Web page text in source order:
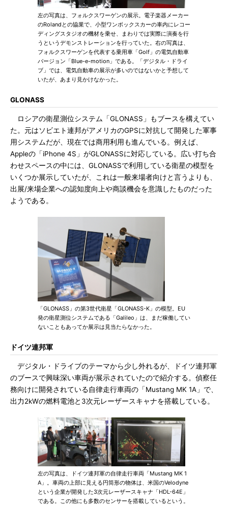
左の写真は、フォルクスワーゲンの展示。電子楽器メーカー
のRolandとの協業で、小型ワンボックスカーの車内にレコー
ディングスタジオの機材を乗せ、まわりでは実際に演奏を行
うというデモンストレーションを行っていた。右の写真は、
フォルクスワーゲンを代表する乗用車「Golf」の電気自動車
バージョン「Blue-e-motion」である。「デジタル・ドライ
ブ」では、電気自動車の展示が多いのではないかと予想して
いたが、あまり見かけなかった。
GLONASS
ロシアの衛星測位システム「GLONASS」もブースを構えてい
た。元はソビエト連邦がアメリカのGPSに対抗して開発した軍事
用システムだが、現在では商用利用も進んでいる。例えば、
Appleの「iPhone 4S」がGLONASSに対応している。広い打ち合
わせスペースの中には、GLONASSで利用している衛星の模型を
いくつか展示していたが、これは一般来場者向けと言うよりも、
出展/来場企業への認知度向上や商談機会を意識したものだった
ようである。
「GLONASS」の第3世代衛星「GLONASS-K」の模型。EU
発の衛星測位システムである「Galileo」は、まだ稼働してい
ないこともあってか展示は見当たらなかった。
ドイツ連邦軍
デジタル・ドライブのテーマから少し外れるが、ドイツ連邦軍
のブースで興味深い車両が展示されていたので紹介する。偵察任
務向けに開発されている自律走行車両の「Mustang MK 1A」で、
出力2kWの燃料電池と3次元レーザースキャナを搭載している。
左の写真は、ドイツ連邦軍の自律走行車両「Mustang MK 1
A」。車両の上部に見える円筒形の物体は、米国のVelodyne
という企業が開発した3次元レーザースキャナ「HDL-64E」
である。この他にも多数のセンサーを搭載しているという。